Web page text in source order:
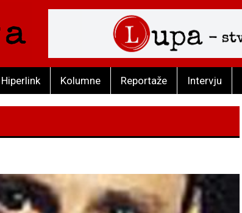
Hiperlink Kolumne Reportaže Intervju